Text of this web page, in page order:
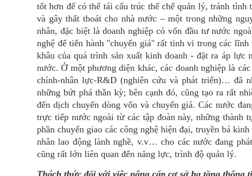
tốt hơn để có thể tái cấu trúc thể chế quản lý, tránh
và gây thất thoát cho nhà nước – một trong những
nhân, đặc biệt là doanh nghiệp có vốn đầu tư nước
nghệ để tiến hành "chuyển giá" rất tinh vi trong các
khâu của quá trình sản xuất kinh doanh - đặt ra áp lực
nước. Ở một phương diện khác, các doanh nghiệp là
chính-nhân lực-R&D (nghiên cứu và phát triển)… đã
những bứt phá thần kỳ; bên cạnh đó, cũng tạo ra rất
đến dịch chuyển dòng vốn và chuyển giá. Các nước
trực tiếp nước ngoài từ các tập đoàn này, những thành
phần chuyển giao các công nghệ hiện đại, truyền bá
nhân lao động lành nghề, v.v… cho các nước đang
cũng rất lớn liên quan đến năng lực, trình độ quản lý.
Thách thức đối với việc nâng cấp cơ sở hạ tầng thông